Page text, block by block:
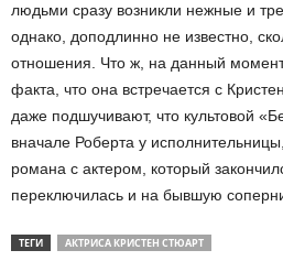
людьми сразу возникли нежные и
однако, доподлинно не известно,
отношения. Что ж, на данный
факта, что она встречается с
даже подшучивают, что культовой
вначале Роберта у
романа с актером, который
переключилась и на бывшую
ТЕГИ АКТРИСА КРИСТЕН СТЮАРТ